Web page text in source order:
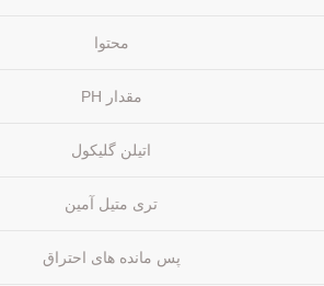
محتوا
مقدار PH
اتیلن گلیکول
تری متیل آمین
پس مانده های احتراق